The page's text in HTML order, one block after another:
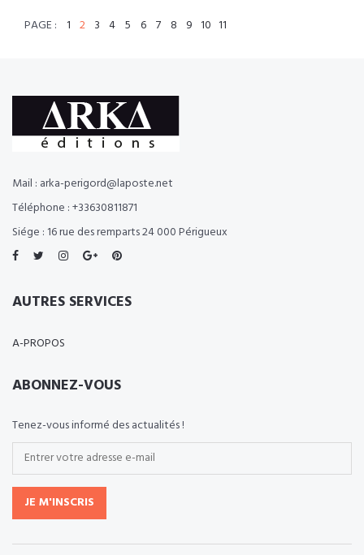
PAGE : 1 2 3 4 5 6 7 8 9 10 11
Mail : arka-perigord@laposte.net
Téléphone : +33630811871
Siége : 16 rue des remparts 24 000 Périgueux
AUTRES SERVICES
A-PROPOS
ABONNEZ-VOUS
Tenez-vous informé des actualités !
JE M'INSCRIS